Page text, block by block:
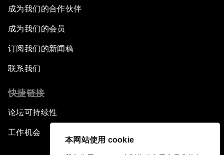
本网站使用 cookie
成为我们的合作伙伴
成为我们的会员
订阅我们的新闻稿
联系我们
快捷链接
论坛可持续性
工作机会